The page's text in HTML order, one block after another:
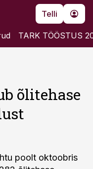
Telli
TARK TÖÖSTUS
õlitehase
poolt oktoobris